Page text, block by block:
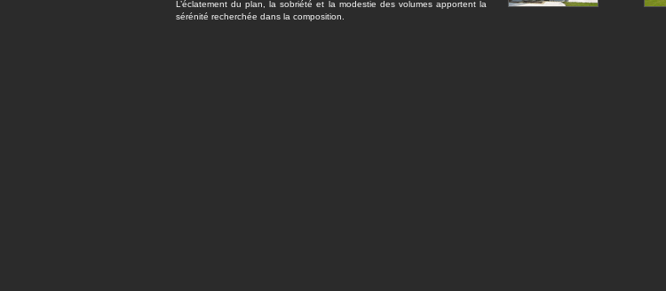
L’éclatement du plan, la sobriété et la modestie des volumes apportent la
sérénité recherchée dans la composition.